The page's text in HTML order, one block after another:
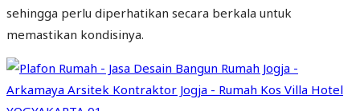
sehingga perlu diperhatikan secara berkala untuk
memastikan kondisinya.